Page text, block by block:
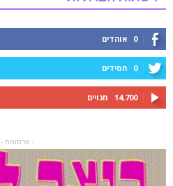
0 אוהדים
0 חסידים
14,700 מנויים
- פרסומת -